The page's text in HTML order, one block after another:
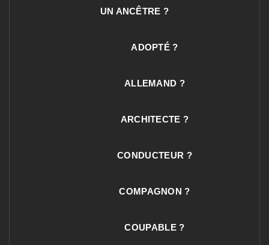
UN ANCÊTRE ?
ADOPTÉ ?
ALLEMAND ?
ARCHITECTE ?
CONDUCTEUR ?
COMPAGNON ?
COUPABLE ?